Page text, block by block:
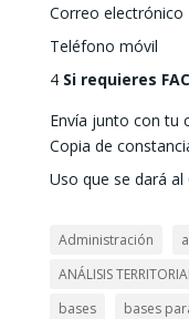
Correo electrónico
Teléfono móvil
4 Si requieres
Envía junto con tu
Copia de
Uso que se dará al
Administración
ANÁLISIS
bases
bases